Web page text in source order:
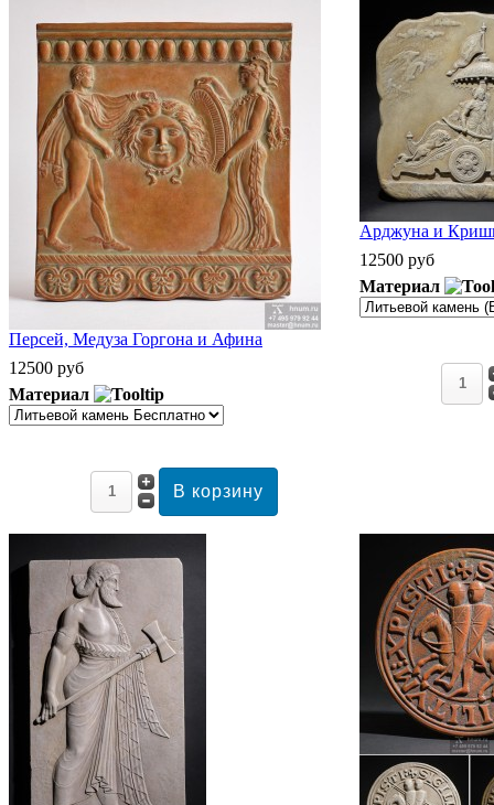
Персей, Медуза Горгона и Афина
12500 руб
Материал
Арджуна и
12500 руб
Материал